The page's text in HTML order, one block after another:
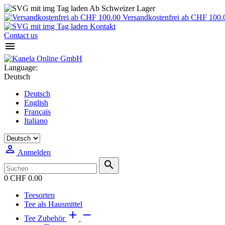
Ab Schweizer Lager
Versandkostenfrei ab CHF
Kontakt
Contact us

Language:
Deutsch
Deutsch
English
Français
Italiano
 Anmelden

0 CHF 0.00
Teesorten
Tee als Hausmittel
Tee Zubehör  